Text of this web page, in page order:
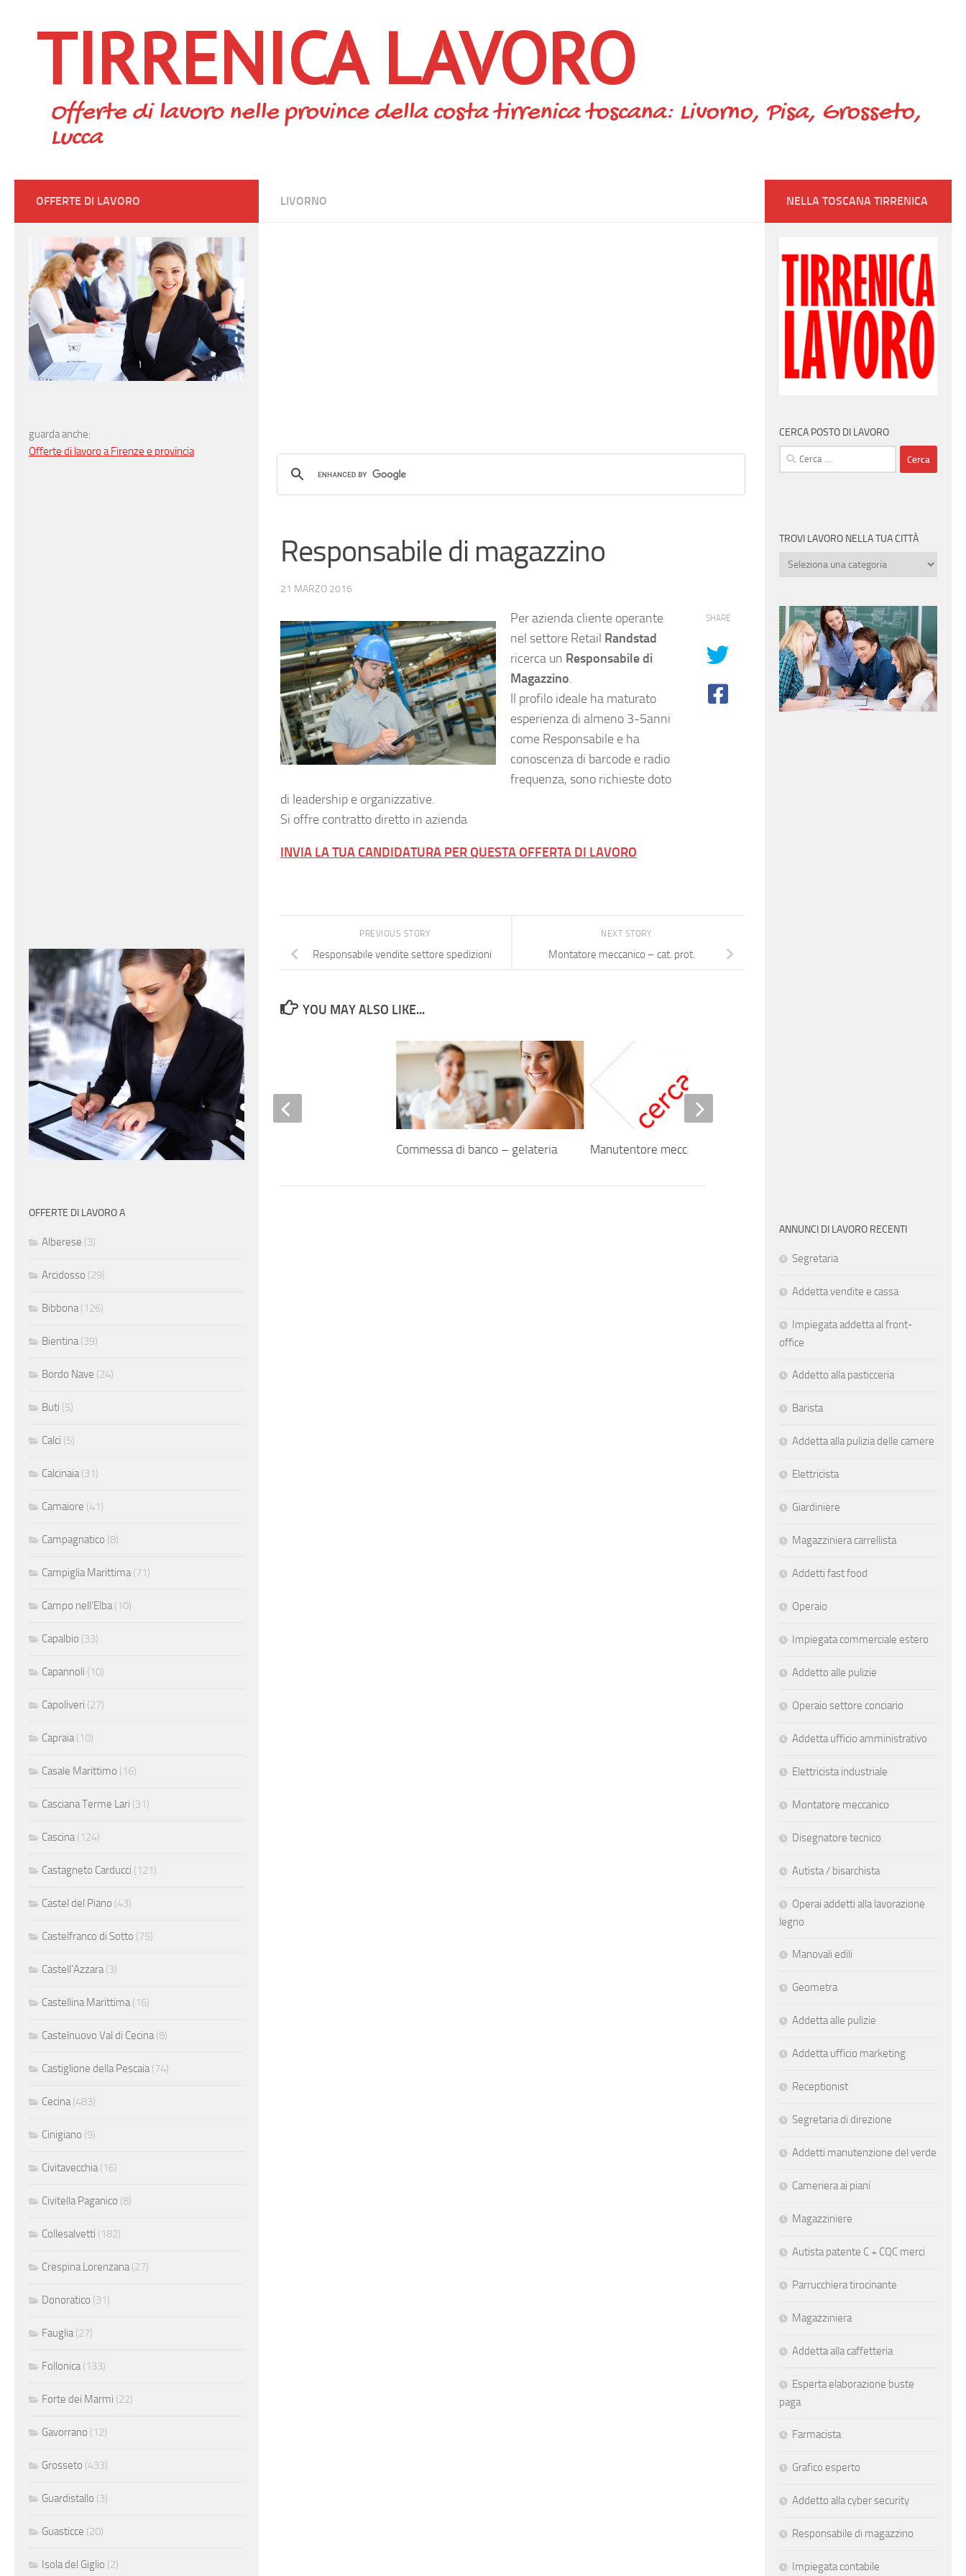
TIRRENICA LAVORO
Offerte di lavoro nelle province della costa tirrenica toscana: Livorno, Pisa, Grosseto,
Lucca
LIVORNO
Responsabile di magazzino
21 MARZO 2016
Per azienda cliente operante
nel settore Retail Randstad
ricerca un Responsabile di
Magazzino.
Il profilo ideale ha maturato
esperienza di almeno 3-5anni
come Responsabile e ha
conoscenza di barcode e radio
frequenza, sono richieste doto
di leadership e organizzative.
Si offre contratto diretto in azienda
INVIA LA TUA CANDIDATURA PER QUESTA OFFERTA DI LAVORO
SHARE
NEXT STORY
Montatore meccanico – cat. prot.
PREVIOUS STORY
Responsabile vendite settore spedizioni
YOU MAY ALSO LIKE...
Commessa di banco – gelateria Manutentore meccanico
Manovale edile
OFFERTE DI LAVORO
guarda anche:
Offerte di lavoro a Firenze e provincia
OFFERTE DI LAVORO A
Alberese (3)
Arcidosso (29)
Bibbona(126)
Bientina(39)
Bordo Nave (24)
Buti (5)
Calci (5)
Calcinaia(31)
Camaiore (41)
Campagnatico (8)
Campiglia Marittima(71)
Campo nell'Elba(10)
Capalbio (33)
Capannoli (10)
Capoliveri (27)
Capraia(10)
Casale Marittimo (16)
Casciana Terme Lari (31)
Cascina(124)
Castagneto Carducci (121)
Castel del Piano (43)
Castelfranco di Sotto (75)
Castell'Azzara(3)
Castellina Marittima(16)
Castelnuovo Val di Cecina(8)
Castiglione della Pescaia(74)
Cecina(483)
Cinigiano (9)
Civitavecchia(16)
Civitella Paganico (8)
Collesalvetti (182)
Crespina Lorenzana(27)
Donoratico (31)
Fauglia(27)
Follonica(133)
Forte dei Marmi (22)
Gavorrano (12)
Grosseto (433)
Guardistallo (3)
Guasticce (20)
Isola del Giglio (2)
NELLA TOSCANA TIRRENICA
CERCA POSTO DI LAVORO
Ricerca
per:
TROVI LAVORO NELLA TUA CITTÀ
Trovi
tua
città
ANNUNCI DI LAVORO RECENTI
Segretaria
Addetta vendite e cassa
Impiegata addetta al front-
office
Addetto alla pasticceria
Barista
Addetta alla pulizia delle camere
Elettricista
Giardiniere
Magazziniera carrellista
Addetti fast food
Operaio
Impiegata commerciale estero
Addetto alle pulizie
Operaio settore conciario
Addetta ufficio amministrativo
Elettricista industriale
Montatore meccanico
Disegnatore tecnico
Autista / bisarchista
Operai addetti alla lavorazione
legno
Manovali edili
Geometra
Addetta alle pulizie
Addetta ufficio marketing
Receptionist
Segretaria di direzione
Addetti manutenzione del verde
Cameriera ai piani
Magazziniere
Autista patente C + CQC merci
Parrucchiera tirocinante
Magazziniera
Addetta alla caffetteria
Esperta elaborazione buste
paga
Farmacista
Grafico esperto
Addetto alla cyber security
Responsabile di magazzino
Impiegata contabile